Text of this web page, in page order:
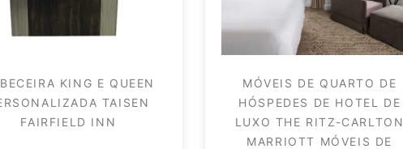
KING E QUEEN
TAISEN
FAIRFIELD INN
MÓVEIS DE QUARTO DE
HÓSPEDES DE HOTEL DE
LUXO THE RITZ-CARLTON
MARRIOTT MÓVEIS DE